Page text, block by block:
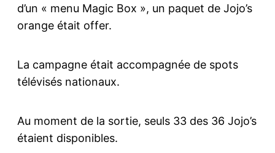
d’un « menu Magic Box », un paquet de Jojo’s
orange était offer.
La campagne était accompagnée de spots
télévisés nationaux.
Au moment de la sortie, seuls 33 des 36 Jojo’s
étaient disponibles.